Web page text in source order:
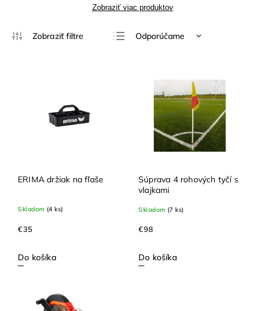
Zobraziť viac produktov
Odporúčame
Najpredávanejšie
Abecedne
ERIMA držiak na fľaše
Skladom (4 ks)
€35
Do košíka
Súprava 4 rohových tyčí s
vlajkami
Skladom (7 ks)
€98
Do košíka